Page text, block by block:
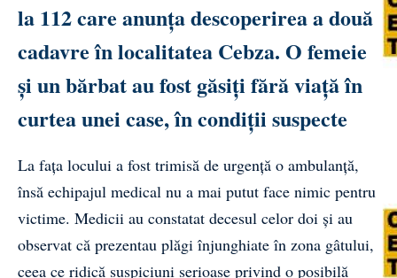
la 112 care anunța descoperirea a două
cadavre în localitatea Cebza. O femeie
și un bărbat au fost găsiți fără viață în
curtea unei case, în condiții suspecte
La fața locului a fost trimisă de urgență o ambulanță,
însă echipajul medical nu a mai putut face nimic pentru
victime. Medicii au constatat decesul celor doi și au
observat că prezentau plăgi înjunghiate în zona gâtului,
ceea ce ridică suspiciuni serioase privind o posibilă